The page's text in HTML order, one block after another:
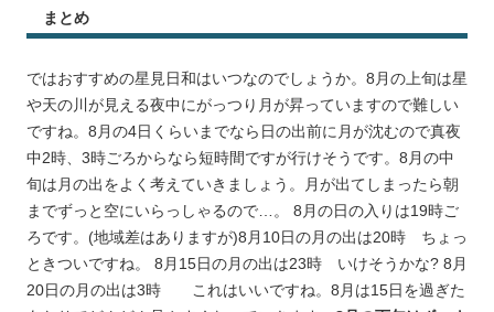
まとめ
ではおすすめの星見日和はいつなのでしょうか。8月の上旬は星
や天の川が見える夜中にがっつり月が昇っていますので難しい
ですね。8月の4日くらいまでなら日の出前に月が沈むので真夜
中2時、3時ごろからなら短時間ですが行けそうです。8月の中
旬は月の出をよく考えていきましょう。月が出てしまったら朝
までずっと空にいらっしゃるので…。 8月の日の入りは19時ご
ろです。(地域差はありますが)8月10日の月の出は20時 ちょっ
ときついですね。 8月15日の月の出は23時 いけそうかな? 8月
20日の月の出は3時 これはいいですね。8月は15日を過ぎた